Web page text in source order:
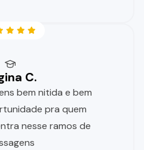
C.
bem nitida e bem
pra quem
nesse ramos de